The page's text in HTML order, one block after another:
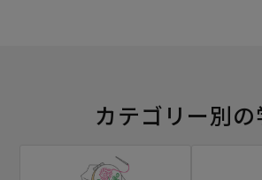
カテゴリー別の